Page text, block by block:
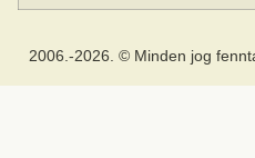
2006.-2026. © Minden jog